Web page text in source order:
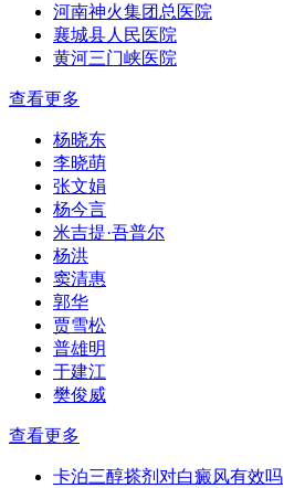
河南神火集团总医院
襄城县人民医院
黄河三门峡医院
查看更多
杨晓东
李晓萌
张文娟
杨今言
米吉提·吾普尔
杨洪
窦清惠
郭华
贾雪松
普雄明
于建江
樊俊威
查看更多
卡泊三醇搽剂对白癜风有效吗